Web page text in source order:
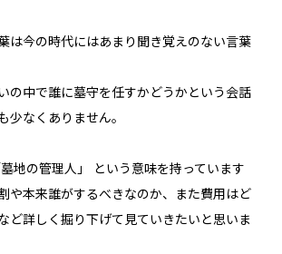
は今の時代にはあまり聞き覚えのない言葉
の中で誰に墓守を任すかどうかという会話
少なくありません。
地の管理人」 という意味を持っています
や本来誰がするべきなのか、また費用はど
ど詳しく掘り下げて見ていきたいと思いま